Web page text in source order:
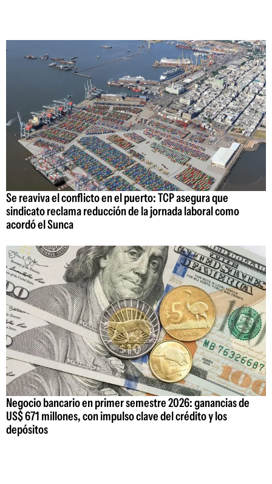
Se reaviva el conflicto en el puerto: TCP asegura que
sindicato reclama reducción de la jornada laboral como
acordó el Sunca
Negocio bancario en primer semestre 2026: ganancias de
US$ 671 millones, con impulso clave del crédito y los
depósitos